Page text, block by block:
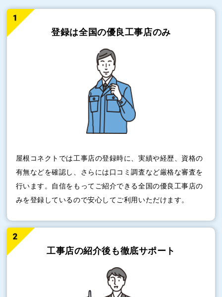
登録は全国の優良工事店のみ
屋根コネクトでは工事店の登録時に、実績や経歴、資格の
有無などを確認し、さらには口コミ調査など厳格な審査を
行います。自信をもってご紹介できる全国の優良工事店の
みを登録しているので安心してご利用いただけます。
工事店の紹介後も徹底サポート